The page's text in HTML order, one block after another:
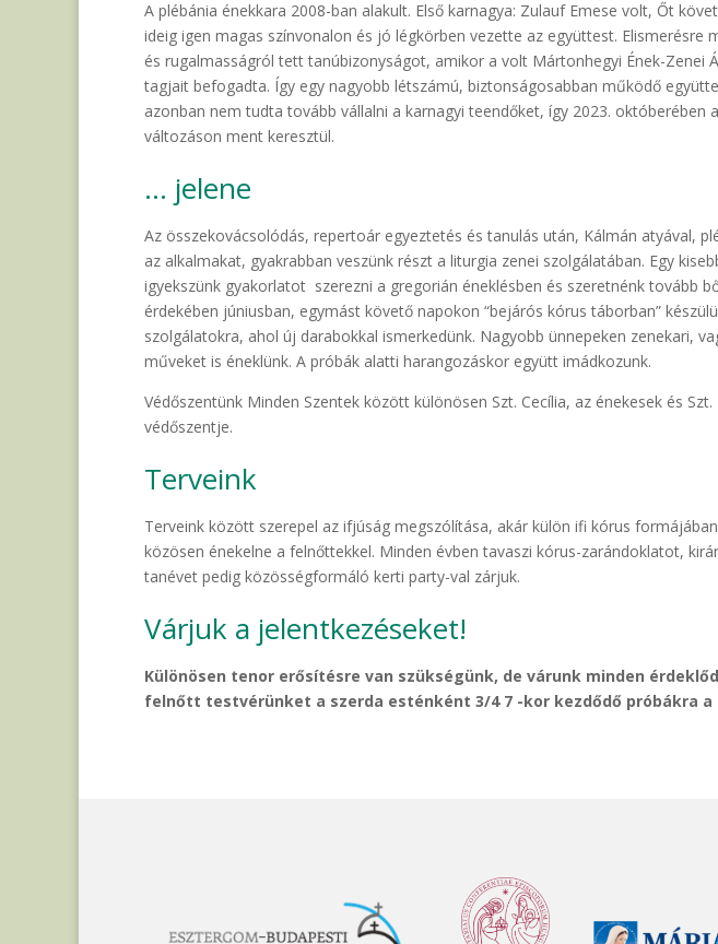
A plébánia énekkara 2008-ban alakult. Első karnagya: Zulauf Emese volt, Őt
ideig igen magas színvonalon és jó légkörben vezette az együttest. Elismerésre
és rugalmasságról tett tanúbizonyságot, amikor a volt Mártonhegyi Ének-Zenei
tagjait befogadta. Így egy nagyobb létszámú, biztonságosabban működő
azonban nem tudta tovább vállalni a karnagyi teendőket, így 2023. októberében
változáson ment keresztül.
… jelene
Az összekovácsolódás, repertoár egyeztetés és tanulás után, Kálmán atyával,
az alkalmakat, gyakrabban veszünk részt a liturgia zenei szolgálatában. Egy
igyekszünk gyakorlatot szerezni a gregorián éneklésben és szeretnénk tovább
érdekében júniusban, egymást követő napokon “bejárós kórus táborban”
szolgálatokra, ahol új darabokkal ismerkedünk. Nagyobb ünnepeken zenekari,
műveket is éneklünk. A próbák alatti harangozáskor együtt imádkozunk.
Védőszentünk Minden Szentek között különösen Szt. Cecília, az énekesek és
védőszentje.
Terveink
Terveink között szerepel az ifjúság megszólítása, akár külön ifi kórus
közösen énekelne a felnőttekkel. Minden évben tavaszi kórus-zarándoklatot,
tanévet pedig közösségformáló kerti party-val zárjuk.
Várjuk a jelentkezéseket!
Különösen tenor erősítésre van szükségünk, de várunk minden
felnőtt testvérünket a szerda esténként 3/4 7 -kor kezdődő próbákra